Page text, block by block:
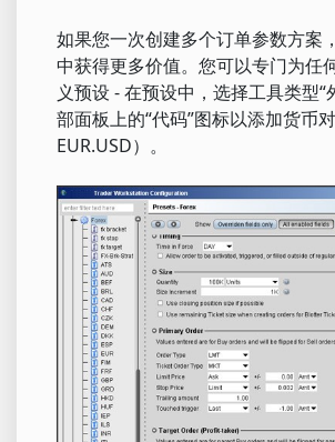
如果您一次创建多个订单参数方案
中获得更多价值。您可以专门为任
义预设 - 在预设中，选择工具类型“
部面板上的“代码”图标以添加货币
EUR.USD）。